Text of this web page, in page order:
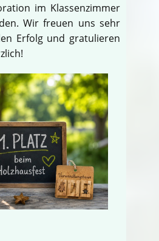
im Klassenzimmer
Wir freuen uns sehr
Erfolg und gratulieren